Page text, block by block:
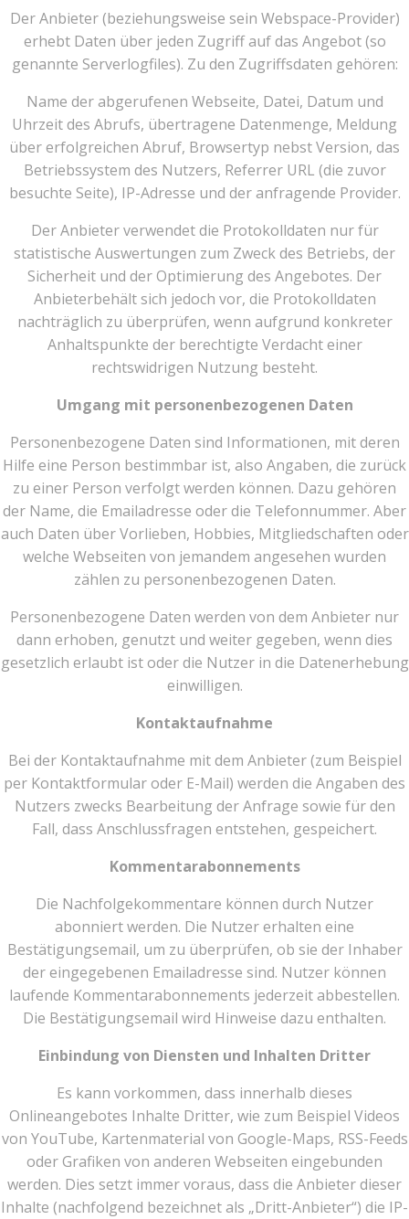
Der Anbieter (beziehungsweise sein Webspace-Provider)
erhebt Daten über jeden Zugriff auf das Angebot (so
genannte Serverlogfiles). Zu den Zugriffsdaten gehören:
Name der abgerufenen Webseite, Datei, Datum und
Uhrzeit des Abrufs, übertragene Datenmenge, Meldung
über erfolgreichen Abruf, Browsertyp nebst Version, das
Betriebssystem des Nutzers, Referrer URL (die zuvor
besuchte Seite), IP-Adresse und der anfragende Provider.
Der Anbieter verwendet die Protokolldaten nur für
statistische Auswertungen zum Zweck des Betriebs, der
Sicherheit und der Optimierung des Angebotes. Der
Anbieterbehält sich jedoch vor, die Protokolldaten
nachträglich zu überprüfen, wenn aufgrund konkreter
Anhaltspunkte der berechtigte Verdacht einer
rechtswidrigen Nutzung besteht.
Umgang mit personenbezogenen Daten
Personenbezogene Daten sind Informationen, mit deren
Hilfe eine Person bestimmbar ist, also Angaben, die zurück
zu einer Person verfolgt werden können. Dazu gehören
der Name, die Emailadresse oder die Telefonnummer. Aber
auch Daten über Vorlieben, Hobbies, Mitgliedschaften oder
welche Webseiten von jemandem angesehen wurden
zählen zu personenbezogenen Daten.
Personenbezogene Daten werden von dem Anbieter nur
dann erhoben, genutzt und weiter gegeben, wenn dies
gesetzlich erlaubt ist oder die Nutzer in die Datenerhebung
einwilligen.
Kontaktaufnahme
Bei der Kontaktaufnahme mit dem Anbieter (zum Beispiel
per Kontaktformular oder E-Mail) werden die Angaben des
Nutzers zwecks Bearbeitung der Anfrage sowie für den
Fall, dass Anschlussfragen entstehen, gespeichert.
Kommentarabonnements
Die Nachfolgekommentare können durch Nutzer
abonniert werden. Die Nutzer erhalten eine
Bestätigungsemail, um zu überprüfen, ob sie der Inhaber
der eingegebenen Emailadresse sind. Nutzer können
laufende Kommentarabonnements jederzeit abbestellen.
Die Bestätigungsemail wird Hinweise dazu enthalten.
Einbindung von Diensten und Inhalten Dritter
Es kann vorkommen, dass innerhalb dieses
Onlineangebotes Inhalte Dritter, wie zum Beispiel Videos
von YouTube, Kartenmaterial von Google-Maps, RSS-Feeds
oder Grafiken von anderen Webseiten eingebunden
werden. Dies setzt immer voraus, dass die Anbieter dieser
Inhalte (nachfolgend bezeichnet als „Dritt-Anbieter“) die IP-